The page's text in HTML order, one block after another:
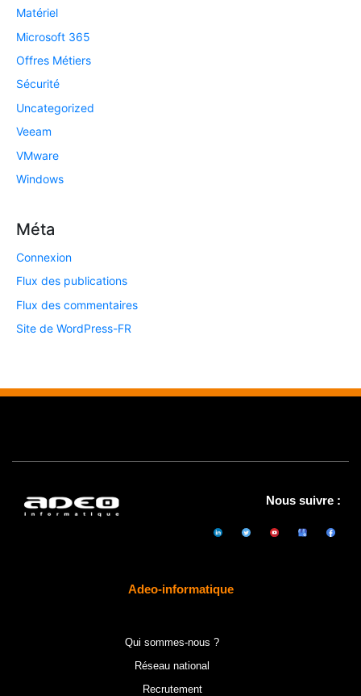
Matériel
Microsoft 365
Offres Métiers
Sécurité
Uncategorized
Veeam
VMware
Windows
Méta
Connexion
Flux des publications
Flux des commentaires
Site de WordPress-FR
Nous suivre :
Adeo-informatique
Qui sommes-nous ?
Réseau national
Recrutement